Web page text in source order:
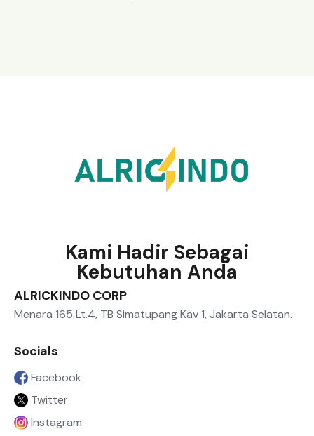
Kami Hadir Sebagai
Kebutuhan Anda
ALRICKINDO CORP
Menara 165 Lt.4, TB Simatupang Kav 1, Jakarta Selatan.
Socials
Facebook
Twitter
Instagram